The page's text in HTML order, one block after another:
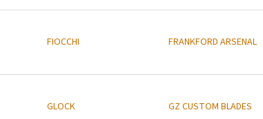
FIOCCHI FRANKFORD ARSENAL
GLOCK GZ CUSTOM BLADES